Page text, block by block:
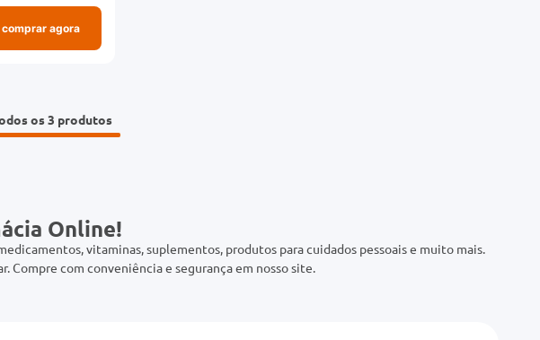
comprar agora
os 3
Online!
vitaminas, suplementos, produtos para cuidados pessoais e muito mais.
Compre com conveniência e segurança em nosso site.